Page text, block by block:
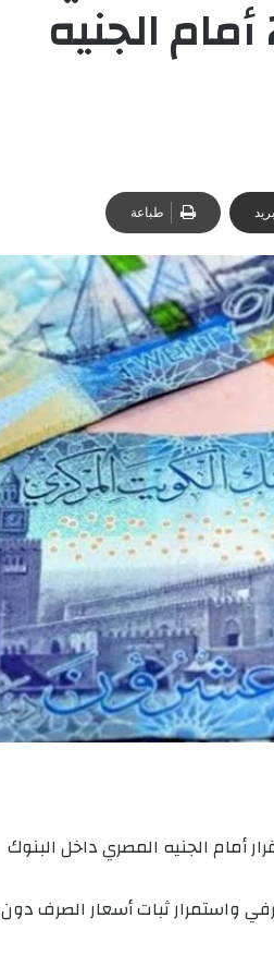
اليوم السبت 16 مايو 2026 أمام الجنيه
طباعة
السبت 16 مايو 2026 حالة من الاستقرار أمام الجنيه المصري داخل البنوك
واستمرار ثبات أسعار الصرف دون